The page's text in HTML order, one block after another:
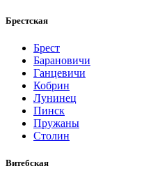
Брестская
Брест
Барановичи
Ганцевичи
Кобрин
Лунинец
Пинск
Пружаны
Столин
Витебская